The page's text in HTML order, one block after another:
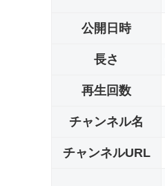
公開日時
長さ
再生回数
チャンネル名
チャンネルURL